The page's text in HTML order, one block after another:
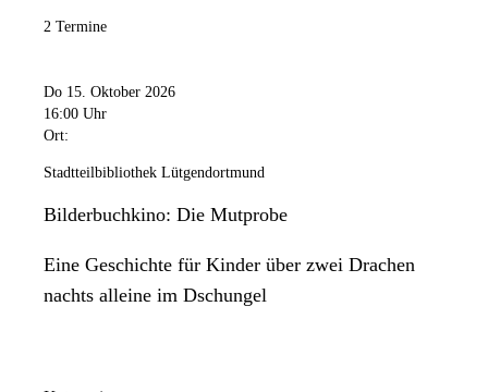
2 Termine
Do 15. Oktober 2026
16:00 Uhr
Ort:
Stadtteilbibliothek Lütgendortmund
Bilderbuchkino: Die Mutprobe
Eine Geschichte für Kinder über zwei Drachen
nachts alleine im Dschungel